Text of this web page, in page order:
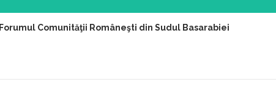
Forumul Comunităţii Româneşti din Sudul Basarabiei